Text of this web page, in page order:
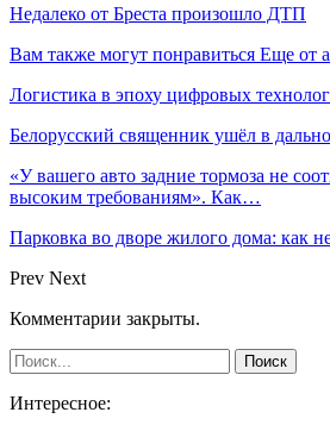
Недалеко от Бреста произошло ДТП
Вам также могут понравиться Еще от
Логистика в эпоху цифровых
Белорусский священник ушёл в
«У вашего авто задние тормоза не
высоким требованиям». Как…
Парковка во дворе жилого дома: как
Prev Next
Комментарии закрыты.
Интересное: